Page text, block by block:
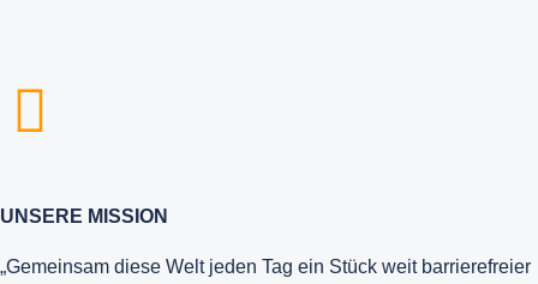
UNSERE MISSION
„Gemeinsam diese Welt jeden Tag ein Stück weit barrierefreier